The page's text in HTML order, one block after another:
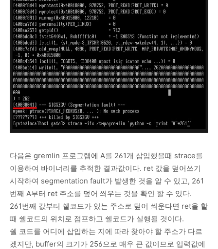
다음은 gremlin 프로그램에 A를 261개 삽입했을때 strace를
이용하여 바이너리를 추적한 결과값이다. ret 값을 덮어쓰기
시작하여 segmentation fault가 발생한 것을 알 수 있고, 261
번째 A부터 ret 주소를 덮어 씌우는 것을 확인 할 수 있다.
261번째 값부터 쉘코드가 있는 주소로 덮어 씌운다면 ret을 할
때 쉘코드의 위치로 점프하고 쉘코드가 실행될 것이다.
쉘 코드를 어디에 삽입하는 지에 따라 찾아야 할 주소가 다르
겠지만, buffer의 크기가 256으로 매우 큰 값이므로 입력값에